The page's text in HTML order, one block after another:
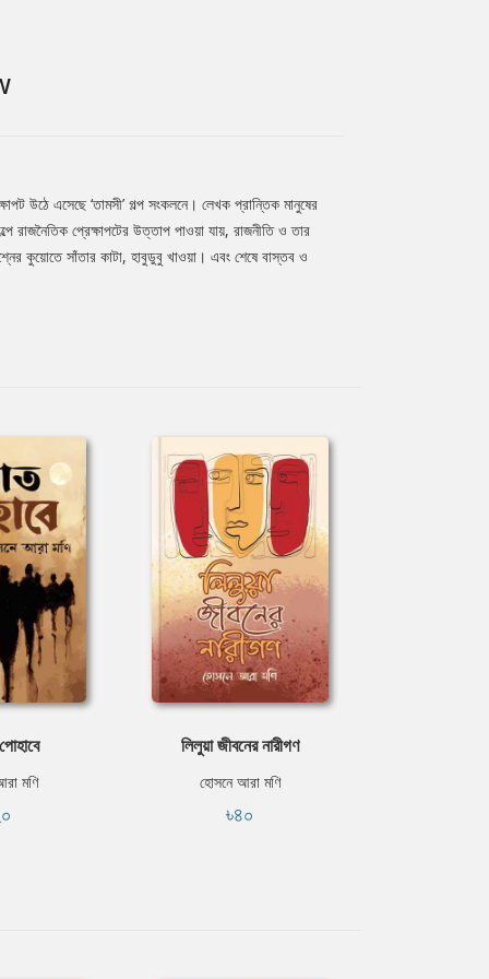
উঠে এসেছে ‘তামসী’ গল্প সংকলনে। লেখক প্রান্তিক মানুষের
রাজনৈতিক প্রেক্ষাপটের উত্তাপ পাওয়া যায়, রাজনীতি ও তার
কুয়োতে সাঁতার কাটা, হাবুডুবু খাওয়া। এবং শেষে বাস্তব ও
মণি
লিলুয়া জীবনের নারীগণ
হোসনে আরা মণি
৳৪০